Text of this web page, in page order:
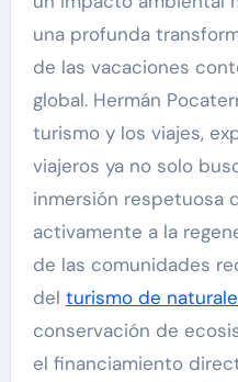
una profunda
de las vacaciones
global. Hermán
turismo y los viajes,
viajeros ya no solo
inmersión respetuosa
activamente a la
de las comunidades
del turismo de
conservación de
el financiamiento